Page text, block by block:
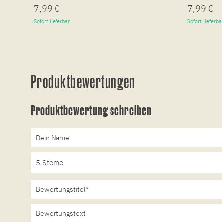
7,99 €
Sofort lieferbar
7,99 €
Sofort
Produktbewertungen
Produktbewertung schreiben